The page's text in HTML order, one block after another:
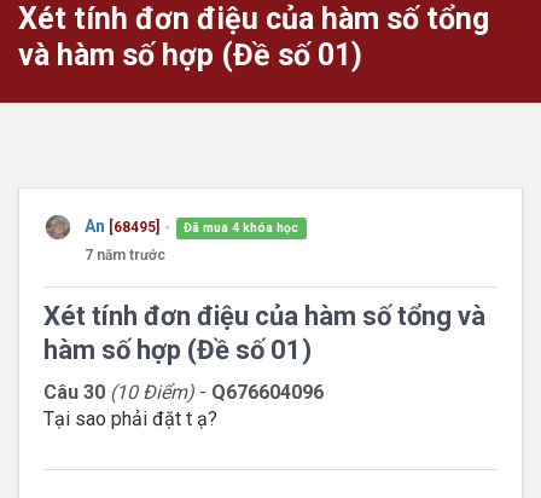
Xét tính đơn điệu của hàm số tổng
và hàm số hợp (Đề số 01)
An [68495] ● Đã mua 4 khóa học
7 năm trước
Xét tính đơn điệu của hàm số tổng và
hàm số hợp (Đề số 01)
Câu 30 (10 Điểm) - Q676604096
Tại sao phải đặt t ạ?